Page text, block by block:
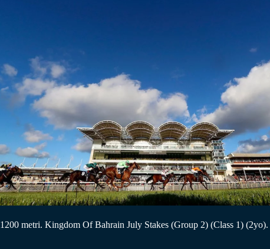
1200 metri. Kingdom Of Bahrain July Stakes (Group 2) (Class 1) (2yo).